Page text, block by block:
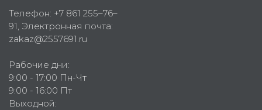
Телефон: +7 861 255–76–
91, Электронная почта:
zakaz@2557691.ru
Рабочие дни:
9:00 - 17:00 Пн-Чт
9:00 - 16:00 Пт
Выходной: